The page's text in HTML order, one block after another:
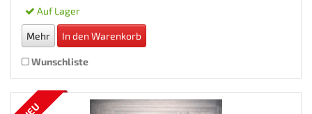
Inkl. MwSt. zzgl.
Auf Lager
Mehr In den Warenkorb
Wunschliste